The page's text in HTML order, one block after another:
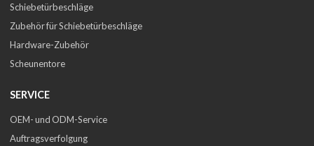
Schiebetürbeschläge
Zubehör für Schiebetürbeschläge
Hardware-Zubehör
Scheunentore
SERVICE
OEM- und ODM-Service
Auftragsverfolgung